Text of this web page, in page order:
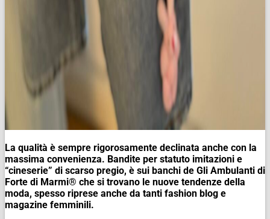
La qualità è sempre rigorosamente declinata anche con la
massima convenienza. Bandite per statuto imitazioni e
“cineserie” di scarso pregio, è sui banchi de Gli Ambulanti di
Forte di Marmi® che si trovano le nuove tendenze della
moda, spesso riprese anche da tanti fashion blog e
magazine femminili.